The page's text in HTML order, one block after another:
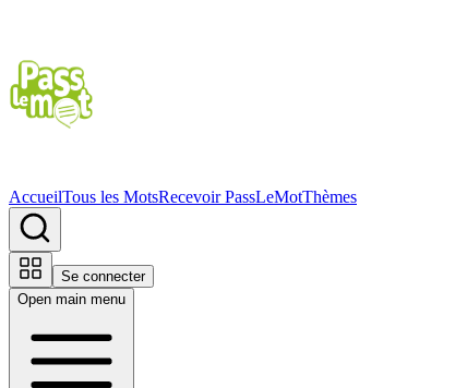
AccueilTous les MotsRecevoir PassLeMotThèmes
Se connecter
Open main menu